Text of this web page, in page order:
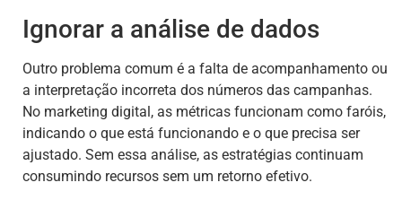
Ignorar a análise de dados
Outro problema comum é a falta de acompanhamento ou
a interpretação incorreta dos números das campanhas.
No marketing digital, as métricas funcionam como faróis,
indicando o que está funcionando e o que precisa ser
ajustado. Sem essa análise, as estratégias continuam
consumindo recursos sem um retorno efetivo.